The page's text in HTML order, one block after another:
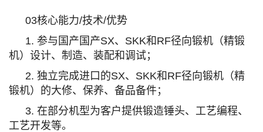
03核心能力/技术/优势
1. 参与国产国产SX、SKK和RF径向锻机（精锻
机）设计、制造、装配和调试；
2. 独立完成进口的SX、SKK和RF径向锻机（精
锻机）的大修、保养、备品备件；
3. 在部分机型为客户提供锻造锤头、工艺编程、
工艺开发等。